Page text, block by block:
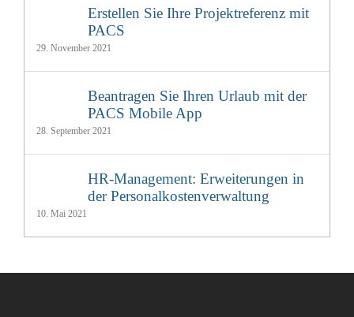
Erstellen Sie Ihre Projektreferenz mit
PACS
29. November 2021
Beantragen Sie Ihren Urlaub mit der
PACS Mobile App
28. September 2021
HR-Management: Erweiterungen in
der Personalkostenverwaltung
10. Mai 2021